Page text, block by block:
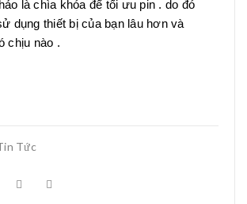
là chìa khóa để tối ưu pin . do đó
dụng thiết bị của bạn lâu hơn và
chịu nào .
Tức